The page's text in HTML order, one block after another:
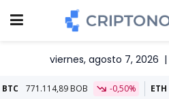
viernes, agosto 7, 2026 |
BOB -0,50% ETH 22.768,51 BOB